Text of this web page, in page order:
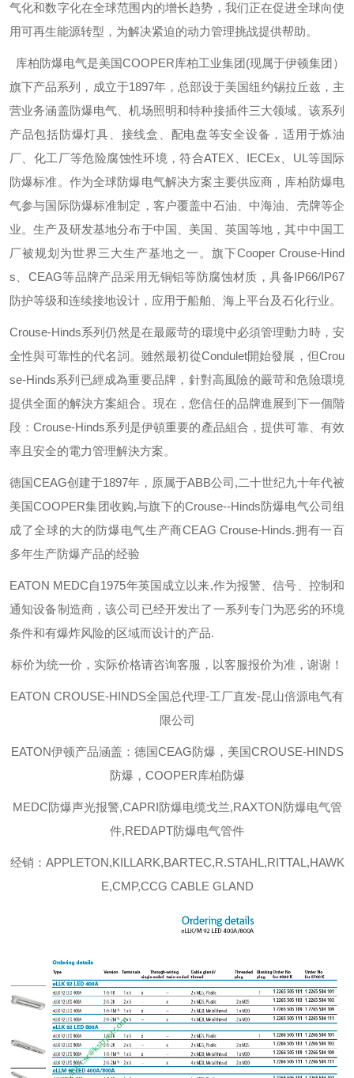
气化和数字化在全球范围内的增长趋势，我们正在促进全球向使
用可再生能源转型，为解决紧迫的动力管理挑战提供帮助。
库柏防爆电气是美国COOPER库柏工业集团(现属于伊顿集团）
旗下产品系列，成立于1897年，总部设于美国纽约锡拉丘兹，主
营业务涵盖防爆电气、机场照明和特种接插件三大领域。该系列
产品包括防爆灯具、接线盒、配电盘等安全设备，适用于炼油
厂、化工厂等危险腐蚀性环境，符合ATEX IECEx UL 等国际
防爆标准。作为全球防爆电气解决方案主要供应商，库柏防爆电
气参与国际防爆标准制定，客户覆盖中石油、中海油、壳牌等企
业。生产及研发基地分布于中国、美国、英国等地，其中中国工
厂被规划为世界三大生产基地之一。旗下Cooper Crouse-Hind
s
CEAG等品牌产品采用无铜铝等防腐蚀材质，具备IP66/IP67
防护等级和连续接地设计，应用于船舶、海上平台及石化行业。
Crouse-Hinds系列仍然是在最嚴苛的環境中必須管理動力時，安
全性與可靠性的代名詞。雖然最初從Condulet開始發展，但Crou
se-Hinds系列已經成為重要品牌，針對高風險的嚴苛和危險環境
提供全面的解決方案組合。現在，您信任的品牌進展到下一個階
段：Crouse-Hinds系列是伊頓重要的產品組合，提供可靠、有效
率且安全的電力管理解決方案。
德国CEAG创建于1897年，原属于ABB公司,二十世纪九十年代被
美国COOPER集团收购,与旗下的Crouse--Hinds防爆电气公司组
成了全球的大的防爆电气生产商CEAG Crouse-Hinds.拥有一百
多年生产防爆产品的经验
EATON MEDC自1975年英国成立以来,作为报警、信号、控制和
通知设备制造商，该公司已经开发出了一系列专门为恶劣的环境
条件和有爆炸风险的区域而设计的产品.
标价为统一价，实际价格请咨询客服，以客服报价为准，谢谢！
EATON CROUSE-HINDS全国总代理-工厂直发-昆山倍源电气有
限公司
EATON伊顿产品涵盖：德国CEAG防爆，美国CROUSE-HINDS
防爆，COOPER库柏防爆
MEDC防爆声光报警,CAPRI防爆电缆戈兰,RAXTON防爆电气管
件,REDAPT防爆电气管件
经销：APPLETON,KILLARK,BARTEC,R.STAHL,RITTAL,HAWK
E,CMP,CCG CABLE GLAND